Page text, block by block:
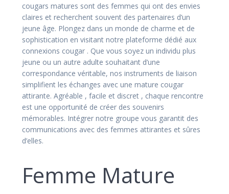
cougars matures sont des femmes qui ont des envies
claires et recherchent souvent des partenaires d’un
jeune âge. Plongez dans un monde de charme et de
sophistication en visitant notre plateforme dédié aux
connexions cougar . Que vous soyez un individu plus
jeune ou un autre adulte souhaitant d’une
correspondance véritable, nos instruments de liaison
simplifient les échanges avec une mature cougar
attirante. Agréable , facile et discret , chaque rencontre
est une opportunité de créer des souvenirs
mémorables. Intégrer notre groupe vous garantit des
communications avec des femmes attirantes et sûres
d’elles.
Femme Mature